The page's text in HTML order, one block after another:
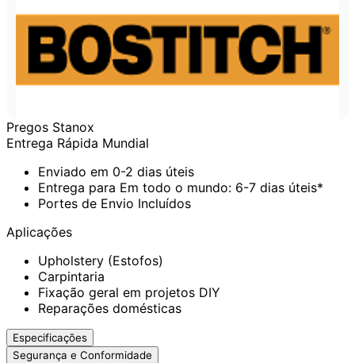
Pregos Stanox
Entrega Rápida Mundial
Enviado em 0-2 dias úteis
Entrega para Em todo o mundo: 6-7 dias úteis*
Portes de Envio Incluídos
Aplicações
Upholstery (Estofos)
Carpintaria
Fixação geral em projetos DIY
Reparações domésticas
Especificações
Segurança e Conformidade